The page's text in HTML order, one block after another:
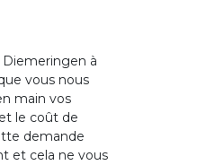
à
vous nous
main vos
le coût de
demande
et cela ne vous